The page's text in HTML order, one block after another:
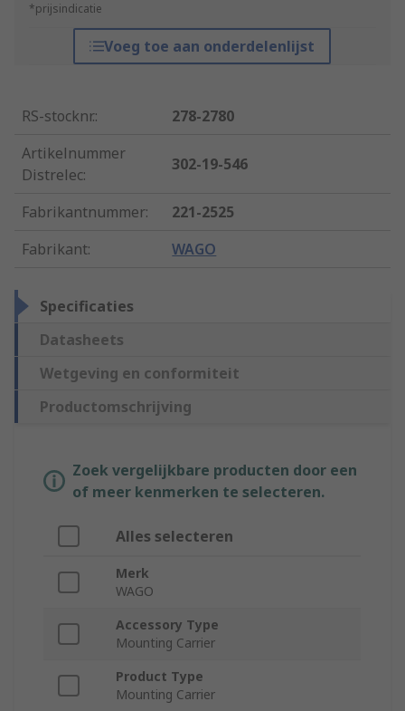
*prijsindicatie
Voeg toe aan onderdelenlijst
RS-stocknr.:
278-2780
Artikelnummer
Distrelec:
302-19-546
Fabrikantnummer:
221-2525
Fabrikant: WAGO
Specificaties
Datasheets
Wetgeving en conformiteit
Productomschrijving
Zoek vergelijkbare producten door een
of meer kenmerken te selecteren.
Alles selecteren
Merk
WAGO
Accessory Type
Mounting Carrier
Product Type
Mounting Carrier